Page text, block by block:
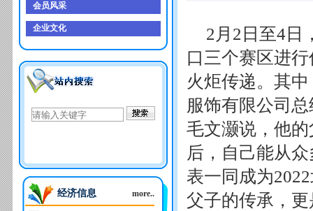
会员风采
企业文化
经济信息 more..
2月2日至4日
口三个赛区进
火炬传递。其
服饰有限公司
毛文灏说，他
后，自己能从
表一同成为
父子的传承，